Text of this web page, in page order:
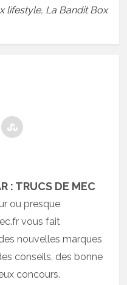
lifestyle, La Bandit Box
: TRUCS DE MEC
ou presque
vous fait
nouvelles marques
conseils, des bonne
concours.